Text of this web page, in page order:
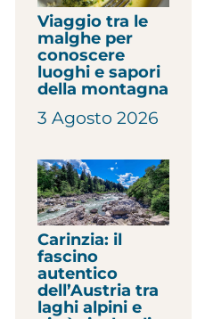
Viaggio tra le
malghe per
conoscere
luoghi e sapori
della montagna
3 Agosto 2026
Carinzia: il
fascino
autentico
dell’Austria tra
laghi alpini e